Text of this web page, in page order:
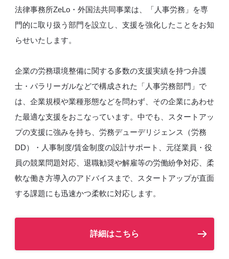
法律事務所ZeLo・外国法共同事業は、「人事労務」を専
門的に取り扱う部門を設立し、支援を強化したことをお知
らせいたします。
企業の労務環境整備に関する多数の支援実績を持つ弁護
士・パラリーガルなどで構成された「人事労務部門」で
は、企業規模や業種形態などを問わず、その企業にあわせ
た最適な支援をおこなっています。中でも、スタートアッ
プの支援に強みを持ち、労務デューデリジェンス（労務
DD）・人事制度/賃金制度の設計サポート、元従業員・役
員の競業問題対応、退職勧奨や解雇等の労働紛争対応、柔
軟な働き方導入のアドバイスまで、スタートアップが直面
する課題にも迅速かつ柔軟に対応します。
詳細はこちら